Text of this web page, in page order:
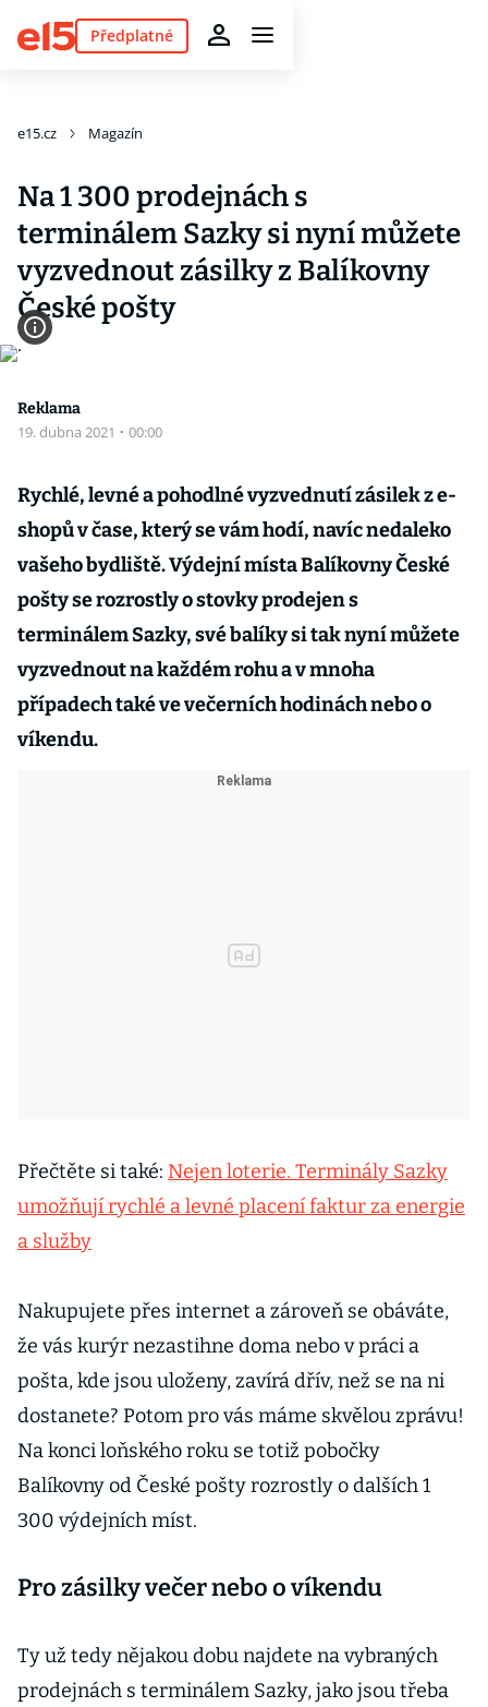
Předplatné
e15.cz Magazín
Na 1 300 prodejnách s
terminálem Sazky si nyní můžete
vyzvednout zásilky z Balíkovny
České pošty
Reklama
19. dubna 2021 · 00:00
Rychlé, levné a pohodlné vyzvednutí zásilek z e-
shopů v čase, který se vám hodí, navíc nedaleko
vašeho bydliště. Výdejní místa Balíkovny České
pošty se rozrostly o stovky prodejen s
terminálem Sazky, své balíky si tak nyní můžete
vyzvednout na každém rohu a v mnoha
případech také ve večerních hodinách nebo o
víkendu.
Přečtěte si také: Nejen loterie. Terminály Sazky
umožňují rychlé a levné placení faktur za energie
a služby
Nakupujete přes internet a zároveň se obáváte,
že vás kurýr nezastihne doma nebo v práci a
pošta, kde jsou uloženy, zavírá dřív, než se na ni
dostanete? Potom pro vás máme skvělou zprávu!
Na konci loňského roku se totiž pobočky
Balíkovny od České pošty rozrostly o dalších 1
300 výdejních míst.
Pro zásilky večer nebo o víkendu
Ty už tedy nějakou dobu najdete na vybraných
prodejnách s terminálem Sazky, jako jsou třeba